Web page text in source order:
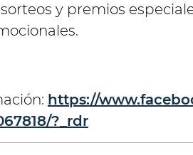
y premios
https://
?_rdr